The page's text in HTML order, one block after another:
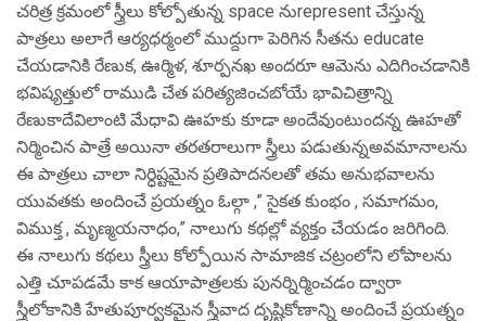
చరిత్ర క్రమంలో స్త్రీలు కోల్పోతున్న space నుrepresent చేస్తున్న
పాత్రలు అలాగే ఆర్యధర్మంలో ముద్దుగా పెరిగిన సీతను educate
చేయడానికి రేణుక, ఊర్మిళ, శూర్పనఖ అందరూ ఆమెను ఎదిగించడానికి
భవిష్యత్తులో రాముడి చేత పరిత్యజించబోయే భావిచిత్రాన్ని
రేణుకాదేవిలాంటి మేధావి ఊహకు కూడా అందేవుంటుందన్న ఊహతో
నిర్మించిన పాత్రే అయినా తరతరాలుగా స్త్రీలు పడుతున్నఅవమానాలను
ఈ పాత్రలు చాలా నిర్ధిష్టమైన ప్రతిపాదనలతో తమ అనుభవాలను
యువతకు అందించే ప్రయత్నం ఓల్గా ,” సైకత కుంభం , సమాగమం,
విముక్త , మృణ్మయనాధం,” నాలుగు కథల్లో వ్యక్తం చేయడం జరిగింది.
ఈ నాలుగు కథలు స్త్రీలు కోల్పోయిన సామాజిక చట్రంలోని లోపాలను
ఎత్తి చూపడమే కాక ఆయాపాత్రలకు పునర్నిర్మించడం ద్వారా
స్త్రీలోకానికి హేతుపూర్వకమైన స్త్రీవాద దృష్టికోణాన్ని అందించే ప్రయత్నం